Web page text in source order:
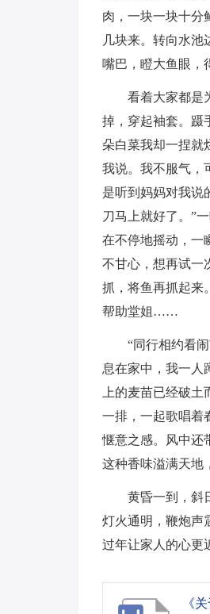
肉，一块一块十分
几块来。转向水池
嘴巴，瞪大鱼眼，
看着大家都是
掉，穿起袖套。蹑
朵白菜我却一捏就
我说。我不服气，
是听到妈妈对我说
刀马上就好了。”
在不停地摇动，一
不甘心，想再试一
抓，将鱼再抓起来
帮助堂姐……
“同行相约看
息在家中，我一人
上的麦苗已经破
一排，一起歌唱着
惬意之感。风中还
这种香味溢满天地
黄昏一到，斜
灯火通明，鞭炮声
过年让家人的心更
《